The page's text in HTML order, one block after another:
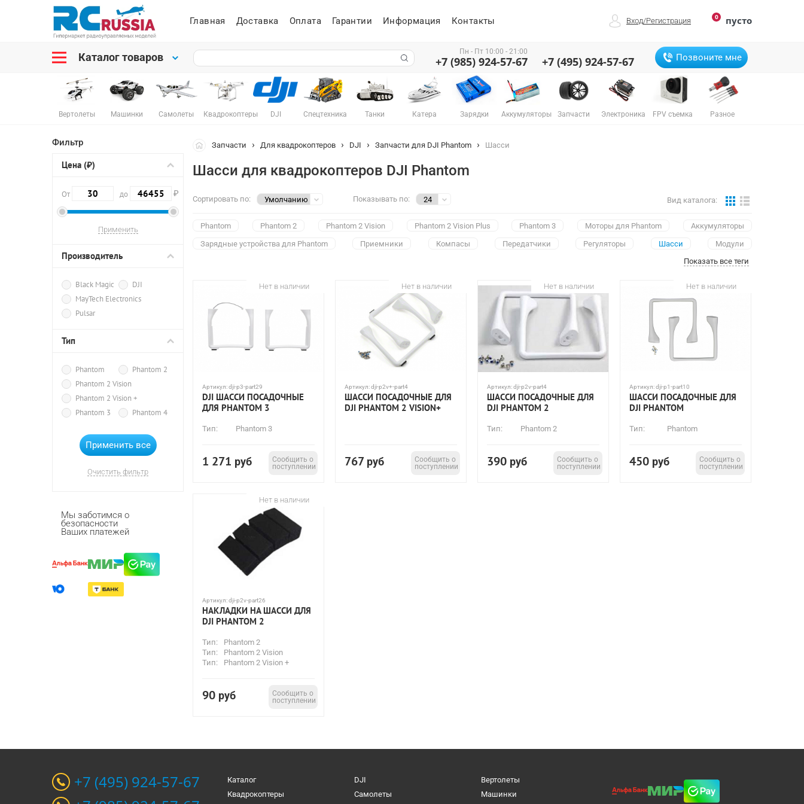
0 пусто
Вход/Регистрация
Главная Доставка Оплата Гарантии Информация Контакты
Каталог товаров Пн - Пт 10:00 - 21:00
+7 (985) 924-57-67 +7 (495) 924-57-67 Позвоните мне
Вертолеты Машинки Самолеты Квадрокоптеры DJI Спецтехника Танки Катера Зарядки Аккумуляторы Запчасти Электроника FPV съемка Разное
Фильтр
Цена (₽)
От до ₽
Производитель
Black Magic
DJI
MayTech Electronics
Pulsar
Тип
Phantom
Phantom 2
Phantom 2 Vision
Phantom 2 Vision +
Phantom 3
Phantom 4
Очистить фильтр
Мы заботимся о
безопасности
Ваших платежей
Запчасти Для квадрокоптеров DJI Запчасти для DJI Phantom Шасси
Шасси для квадрокоптеров DJI Phantom
Вид каталога:
Сортировать по: Показывать по:
Phantom Phantom 2 Phantom 2 Vision Phantom 2 Vision Plus Phantom 3 Mоторы для Phantom
Аккумуляторы
Зарядные устройства для Phantom
Приемники Компасы Передатчики Регуляторы Шасси
Модули
Защиты пропеллеров
Корпусы
Показать все теги
Нет в наличии
Артикул:dji-p3-part29
DJI ШАССИ ПОСАДОЧНЫЕ
ДЛЯ PHANTOM 3
Тип: Phantom 3
1 271 руб
Сообщить о
поступлении
Нет в наличии
Артикул:dji-p2v+-part4
ШАССИ ПОСАДОЧНЫЕ ДЛЯ
DJI PHANTOM 2 VISION+
767 руб
Сообщить о
поступлении
Нет в наличии
Артикул:dji-p2v-part4
ШАССИ ПОСАДОЧНЫЕ ДЛЯ
DJI PHANTOM 2
Тип: Phantom 2
390 руб
Сообщить о
поступлении
Нет в наличии
Артикул:dji-p1-part10
ШАССИ ПОСАДОЧНЫЕ ДЛЯ
DJI PHANTOM
Тип: Phantom
450 руб
Сообщить о
поступлении
Нет в наличии
Артикул:dji-p2v-part26
НАКЛАДКИ НА ШАССИ ДЛЯ
DJI PHANTOM 2
Тип:
Phantom 2
Тип:
Phantom 2 Vision
Тип:
Phantom 2 Vision +
90 руб
Сообщить о
поступлении
+7 (495) 924-57-67
Каталог DJI
Вертолеты
Квадрокоптеры
Самолеты Машинки